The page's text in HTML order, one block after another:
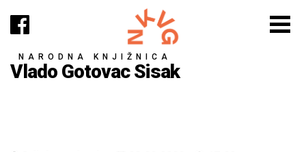
NARODNA KNJIŽNICA
Vlado Gotovac Sisak